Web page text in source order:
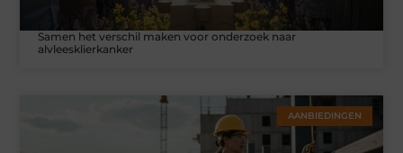
Samen het verschil maken voor onderzoek naar
alvleesklierkanker
AANBIEDINGEN